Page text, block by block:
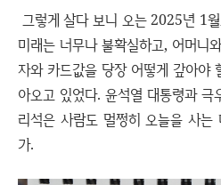
그렇게 살다 보니 오는 2025년 1
미래는 너무나 불확실하고, 어머니
자와 카드값을 당장 어떻게 갚아야
아오고 있었다. 윤석열 대통령과
리석은 사람도 멀쩡히 오늘을 사
가.